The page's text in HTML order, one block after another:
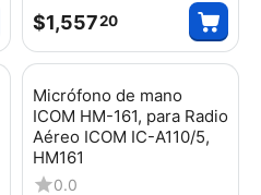
$1,55720
Micrófono de mano
ICOM HM-161, para Radio
Aéreo ICOM IC-A110/5,
HM161
0.0